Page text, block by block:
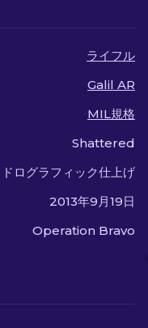
ライフル
Galil AR
MIL規格
Shattered
ログラフィック仕上げ
2013年9月19日
Operation Bravo